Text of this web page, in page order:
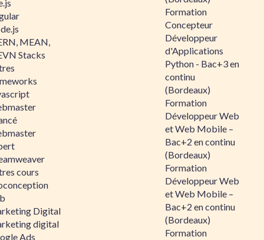
MEAN,
Stacks
cours
Digital
digital
Ads
Formation
Concepteur
Développeur
d'Applications
Python - Bac+3 en
continu
(Bordeaux)
Formation
Développeur Web
et Web Mobile –
Bac+2 en continu
(Bordeaux)
Formation
Développeur Web
et Web Mobile –
Bac+2 en continu
(Bordeaux)
Formation